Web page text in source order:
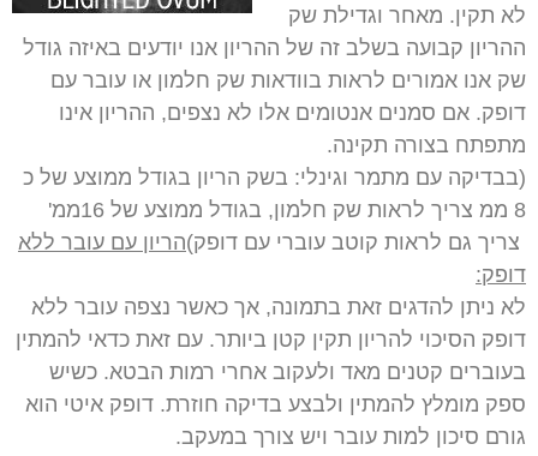
לא תקין. מאחר וגדילת שק
ההריון קבועה בשלב זה של ההריון אנו יודעים באיזה גודל
שק אנו אמורים לראות בוודאות שק חלמון או עובר עם
דופק. אם סמנים אנטומים אלו לא נצפים, ההריון אינו
מתפתח בצורה תקינה.
(בבדיקה עם מתמר וגינלי: בשק הריון בגודל ממוצע של כ
8 ממ צריך לראות שק חלמון, בגודל ממוצע של 16ממ'
צריך גם לראות קוטב עוברי עם דופק)הריון עם עובר ללא
דופק:
לא ניתן להדגים זאת בתמונה, אך כאשר נצפה עובר ללא
דופק הסיכוי להריון תקין קטן ביותר. עם זאת כדאי להמתין
בעוברים קטנים מאד ולעקוב אחרי רמות הבטא. כשיש
ספק מומלץ להמתין ולבצע בדיקה חוזרת. דופק איטי הוא
גורם סיכון למות עובר ויש צורך במעקב.